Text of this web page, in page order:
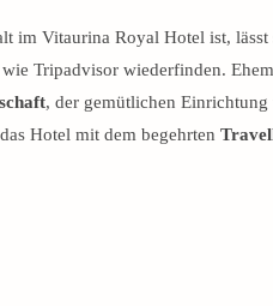
im Vitaurina Royal Hotel ist,
Tripadvisor wiederfinden.
, der gemütlichen Einrichtung
Hotel mit dem begehrten